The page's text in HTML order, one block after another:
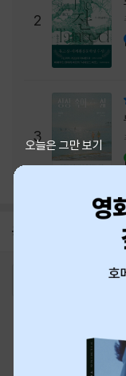
2
3
공지 8월 신용카드 무이자
오늘은 그만 보기
예